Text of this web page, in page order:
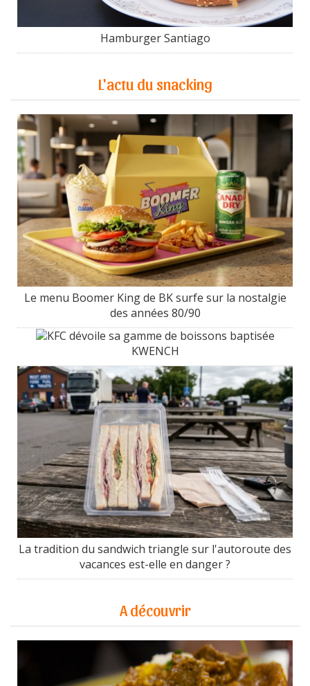
Hamburger Santiago
L'actu du snacking
Le menu Boomer King de BK surfe sur la nostalgie
des années 80/90
KFC dévoile sa gamme de boissons baptisée
KWENCH
La tradition du sandwich triangle sur l'autoroute des
vacances est-elle en danger ?
A découvrir